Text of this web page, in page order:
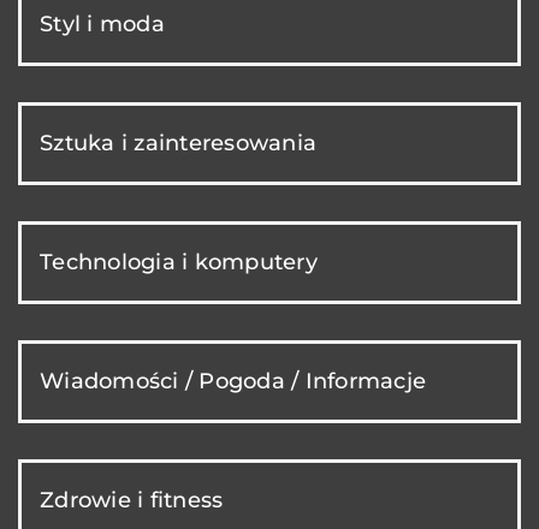
Styl i moda
Sztuka i zainteresowania
Technologia i komputery
Wiadomości / Pogoda / Informacje
Zdrowie i fitness